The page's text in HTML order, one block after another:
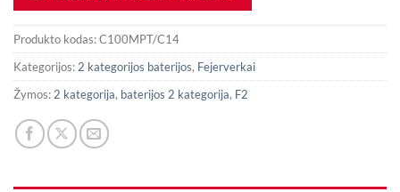
Produkto kodas:C100MPT/C14
Kategorijos: 2 kategorijos baterijos, Fejerverkai
Žymos: 2 kategorija, baterijos 2 kategorija, F2